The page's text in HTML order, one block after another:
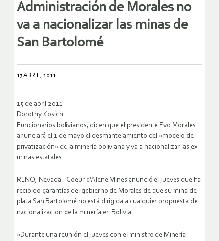
Administración de Morales no
va a nacionalizar las minas de
San Bartolomé
17 ABRIL, 2011
15 de abril 2011
Dorothy Kosich
Funcionarios bolivianos, dicen que el presidente Evo Morales
anunciará el 1 de mayo el desmantelamiento del «modelo de
privatización» de la minería boliviana y va a nacionalizar las ex
minas estatales.
RENO, Nevada.- Coeur d’Alene Mines anunció el jueves que ha
recibido garantías del gobierno de Morales de que su mina de
plata San Bartolomé no está dirigida a cualquier propuesta de
nacionalización de la minería en Bolivia.
«Durante una reunión el jueves con el ministro de Minería